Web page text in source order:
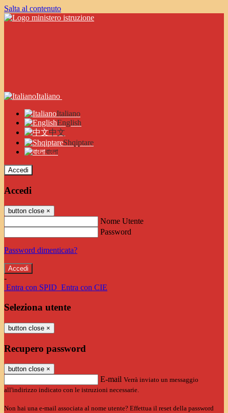
Salta al contenuto
Italiano
Italiano
English
中文
Shqiptare
বাংলা
Accedi
Accedi
button close ×
Nome Utente
Password
Password dimenticata?
-
Entra con SPID Entra con CIE
Seleziona utente
button close ×
Recupero password
button close ×
E-mail Verrà inviato un messaggio
all'indirizzo indicato con le istruzioni necessarie.
Non hai una e-mail associata al nome utente? Effettua il reset della password